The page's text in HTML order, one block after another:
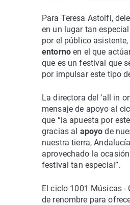
Para Teresa Astolfi,
en un lugar tan
por el público
entornoen el que
que es un festival que
por impulsar este tipo
La directora del ‘all in
mensaje de apoyo al
que “la apuesta por
gracias al apoyo de
nuestra tierra,
aprovechado la
festival tan especial”.
El ciclo 1001 Músicas -
de renombre para